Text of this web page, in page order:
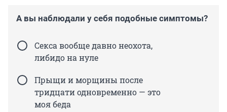
А вы наблюдали у себя подобные симптомы?
Секса вообще давно неохота,
либидо на нуле
Прыщи и морщины после
тридцати одновременно — это
моя беда